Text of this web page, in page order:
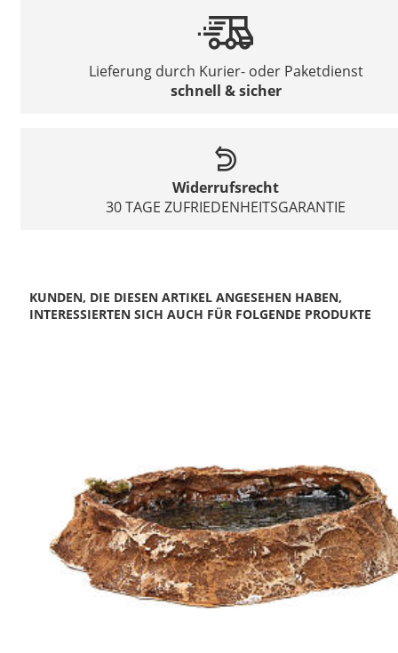
Lieferung durch Kurier- oder Paketdienst
schnell & sicher
Widerrufsrecht
30 TAGE ZUFRIEDENHEITSGARANTIE
KUNDEN, DIE DIESEN ARTIKEL ANGESEHEN HABEN,
INTERESSIERTEN SICH AUCH FÜR FOLGENDE PRODUKTE